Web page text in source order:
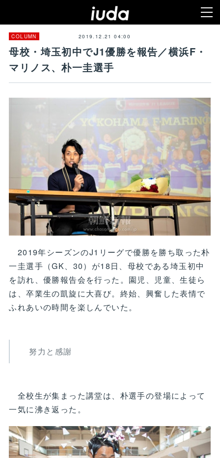
COLUMN 2019.12.21 04:00
母校・埼玉初中でJ1優勝を報告／横浜F・
マリノス、朴一圭選手
2019年シーズンのJ1リーグで優勝を勝ち取った朴
一圭選手（GK、30）が18日、母校である埼玉初中
を訪れ、優勝報告会を行った。園児、児童、生徒ら
は、卒業生の凱旋に大喜び。終始、興奮した表情で
ふれあいの時間を楽しんでいた。
努力と感謝
全校生が集まった講堂は、朴選手の登場によって
一気に沸き返った。